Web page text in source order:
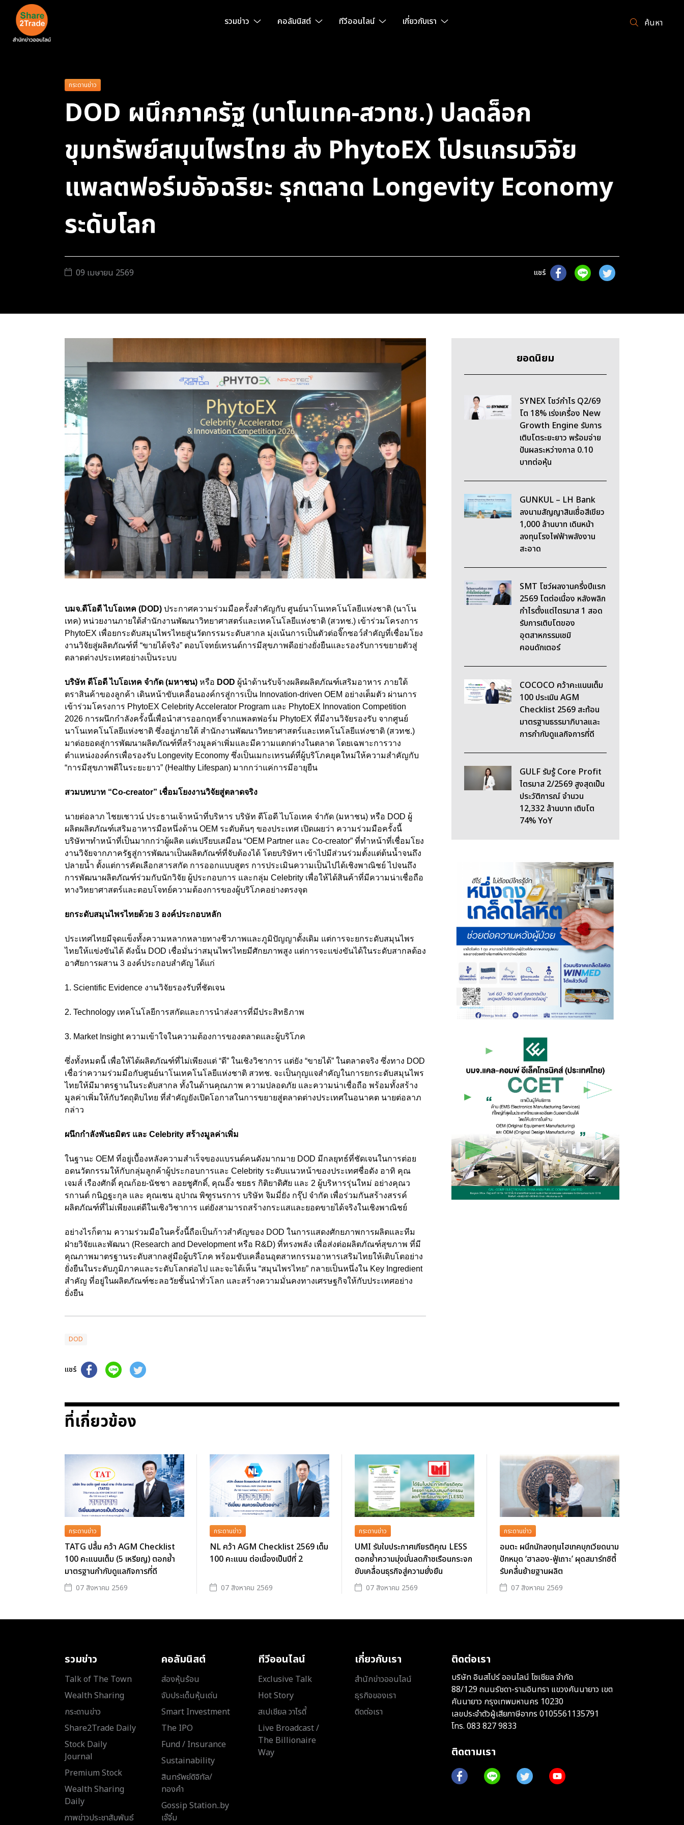
รวมข่าว คอลัมนิสต์ ทีวีออนไลน์ เกี่ยวกับเรา ค้นหา
กระดานข่าว
DOD ผนึกภาครัฐ (นาโนเทค-สวทช.) ปลดล็อก
ขุมทรัพย์สมุนไพรไทย ส่ง PhytoEX โปรแกรมวิจัย
แพลตฟอร์มอัจฉริยะ รุกตลาด Longevity Economy
ระดับโลก
09 เมษายน 2569 แชร์
บมจ.ดีโอดี ไบโอเทค (DOD) ประกาศความร่วมมือครั้งสำคัญกับ ศูนย์นาโนเทคโนโลยีแห่งชาติ (นาโน
เทค) หน่วยงานภายใต้สำนักงานพัฒนาวิทยาศาสตร์และเทคโนโลยีแห่งชาติ (สวทช.) เข้าร่วมโครงการ
PhytoEX เพื่อยกระดับสมุนไพรไทยสู่นวัตกรรมระดับสากล มุ่งเน้นการเป็นตัวต่อจิ๊กซอว์สำคัญที่เชื่อมโยง
งานวิจัยสู่ผลิตภัณฑ์ที่ “ขายได้จริง” ตอบโจทย์เทรนด์การมีสุขภาพดีอย่างยั่งยืนและรองรับการขยายตัวสู่
ตลาดต่างประเทศอย่างเป็นระบบ
บริษัท ดีโอดี ไบโอเทค จำกัด (มหาชน) หรือ DOD ผู้นำด้านรับจ้างผลิตผลิตภัณฑ์เสริมอาหาร ภายใต้
ตราสินค้าของลูกค้า เดินหน้าขับเคลื่อนองค์กรสู่การเป็น Innovation-driven OEM อย่างเต็มตัว ผ่านการ
เข้าร่วมโครงการ PhytoEX Celebrity Accelerator Program และ PhytoEX Innovation Competition
2026 การผนึกกำลังครั้งนี้เพื่อนำสารออกฤทธิ์จากแพลตฟอร์ม PhytoEX ที่มีงานวิจัยรองรับ จากศูนย์
นาโนเทคโนโลยีแห่งชาติ ซึ่งอยู่ภายใต้ สำนักงานพัฒนาวิทยาศาสตร์และเทคโนโลยีแห่งชาติ (สวทช.)
มาต่อยอดสู่การพัฒนาผลิตภัณฑ์ที่สร้างมูลค่าเพิ่มและมีความแตกต่างในตลาด โดยเฉพาะการวาง
ตำแหน่งองค์กรเพื่อรองรับ Longevity Economy ซึ่งเป็นเมกะเทรนด์ที่ผู้บริโภคยุคใหม่ให้ความสำคัญกับ
“การมีสุขภาพดีในระยะยาว” (Healthy Lifespan) มากกว่าแค่การมีอายุยืน
สวมบทบาท “Co-creator” เชื่อมโยงงานวิจัยสู่ตลาดจริง
นายต่อลาภ ไชยเชาวน์ ประธานเจ้าหน้าที่บริหาร บริษัท ดีโอดี ไบโอเทค จำกัด (มหาชน) หรือ DOD ผู้
ผลิตผลิตภัณฑ์เสริมอาหารมือหนึ่งด้าน OEM ระดับต้นๆ ของประเทศ เปิดเผยว่า ความร่วมมือครั้งนี้
บริษัทฯทำหน้าที่เป็นมากกว่าผู้ผลิต แต่เปรียบเสมือน “OEM Partner และ Co-creator” ที่ทำหน้าที่เชื่อมโยง
งานวิจัยจากภาครัฐสู่การพัฒนาเป็นผลิตภัณฑ์ที่จับต้องได้ โดยบริษัทฯ เข้าไปมีส่วนร่วมตั้งแต่ต้นน้ำจนถึง
ปลายน้ำ ตั้งแต่การคัดเลือกสารสกัด การออกแบบสูตร การประเมินความเป็นไปได้เชิงพาณิชย์ ไปจนถึง
การพัฒนาผลิตภัณฑ์ร่วมกับนักวิจัย ผู้ประกอบการ และกลุ่ม Celebrity เพื่อให้ได้สินค้าที่มีความน่าเชื่อถือ
ทางวิทยาศาสตร์และตอบโจทย์ความต้องการของผู้บริโภคอย่างตรงจุด
ยกระดับสมุนไพรไทยด้วย 3 องค์ประกอบหลัก
ประเทศไทยมีจุดแข็งทั้งความหลากหลายทางชีวภาพและภูมิปัญญาดั้งเดิม แต่การจะยกระดับสมุนไพร
ไทยให้แข่งขันได้ ดังนั้น DOD เชื่อมั่นว่าสมุนไพรไทยมีศักยภาพสูง แต่การจะแข่งขันได้ในระดับสากลต้อง
อาศัยการผสาน 3 องค์ประกอบสำคัญ ได้แก่
1. Scientific Evidence งานวิจัยรองรับที่ชัดเจน
2. Technology เทคโนโลยีการสกัดและการนำส่งสารที่มีประสิทธิภาพ
3. Market Insight ความเข้าใจในความต้องการของตลาดและผู้บริโภค
ซึ่งทั้งหมดนี้ เพื่อให้ได้ผลิตภัณฑ์ที่ไม่เพียงแต่ “ดี” ในเชิงวิชาการ แต่ยัง “ขายได้” ในตลาดจริง ซึ่งทาง DOD
เชื่อว่าความร่วมมือกับศูนย์นาโนเทคโนโลยีแห่งชาติ สวทช. จะเป็นกุญแจสำคัญในการยกระดับสมุนไพร
ไทยให้มีมาตรฐานในระดับสากล ทั้งในด้านคุณภาพ ความปลอดภัย และความน่าเชื่อถือ พร้อมทั้งสร้าง
มูลค่าเพิ่มให้กับวัตถุดิบไทย ที่สำคัญยังเปิดโอกาสในการขยายสู่ตลาดต่างประเทศในอนาคต นายต่อลาภ
กล่าว
ผนึกกำลังพันธมิตร และ Celebrity สร้างมูลค่าเพิ่ม
ในฐานะ OEM ที่อยู่เบื้องหลังความสำเร็จของแบรนด์คนดังมากมาย DOD มีกลยุทธ์ที่ชัดเจนในการต่อย
อดนวัตกรรมให้กับกลุ่มลูกค้าผู้ประกอบการและ Celebrity ระดับแนวหน้าของประเทศชื่อดัง อาทิ คุณ
เจมส์ เรืองศักดิ์ คุณก้อย-นัชชา ลอยชูศักดิ์, คุณอิ๊ง ชยธร กิติยาดิศัย และ 2 ผู้บริหารรุ่นใหม่ อย่างคุณว
รกานต์ กนิฏฐะกุล และ คุณเชน อุปาณ พิฑูรนรการ บริษัท จิมมี่ยัง กรุ๊ป จำกัด เพื่อร่วมกันสร้างสรรค์
ผลิตภัณฑ์ที่ไม่เพียงแต่ดีในเชิงวิชาการ แต่ยังสามารถสร้างกระแสและยอดขายได้จริงในเชิงพาณิชย์
อย่างไรก็ตาม ความร่วมมือในครั้งนี้ถือเป็นก้าวสำคัญของ DOD ในการแสดงศักยภาพการผลิตและทีม
ฝ่ายวิจัยและพัฒนา (Research and Development หรือ R&D) ที่ทรงพลัง เพื่อส่งต่อผลิตภัณฑ์สุขภาพ ที่มี
คุณภาพมาตรฐานระดับสากลสู่มือผู้บริโภค พร้อมขับเคลื่อนอุตสาหกรรมอาหารเสริมไทยให้เติบโตอย่าง
ยั่งยืนในระดับภูมิภาคและระดับโลกต่อไป และจะได้เห็น “สมุนไพรไทย” กลายเป็นหนึ่งใน Key Ingredient
สำคัญ ที่อยู่ในผลิตภัณฑ์ชะลอวัยชั้นนำทั่วโลก และสร้างความมั่นคงทางเศรษฐกิจให้กับประเทศอย่าง
ยั่งยืน
DOD
แชร์
ยอดนิยม
SYNEX โชว์กำไร Q2/69
โต 18% เร่งเครื่อง New
Growth Engine รับการ
เติบโตระยะยาว พร้อมจ่าย
ปันผลระหว่างกาล 0.10
บาทต่อหุ้น
GUNKUL – LH Bank
ลงนามสัญญาสินเชื่อสีเขียว
1,000 ล้านบาท เดินหน้า
ลงทุนโรงไฟฟ้าพลังงาน
สะอาด
SMT โชว์ผลงานครึ่งปีแรก
2569 โตต่อเนื่อง หลังพลิก
กำไรตั้งแต่ไตรมาส 1 สอด
รับการเติบโตของ
อุตสาหกรรมเซมิ
คอนดักเตอร์
COCOCO คว้าคะแนนเต็ม
100 ประเมิน AGM
Checklist 2569 สะท้อน
มาตรฐานธรรมาภิบาลและ
การกำกับดูแลกิจการที่ดี
GULF รับรู้ Core Profit
ไตรมาส 2/2569 สูงสุดเป็น
ประวัติการณ์ จำนวน
12,332 ล้านบาท เติบโต
74% YoY
ที่เกี่ยวข้อง
กระดานข่าว
TATG ปลื้ม คว้า AGM Checklist
100 คะแนนเต็ม (5 เหรียญ) ตอกย้ำ
มาตรฐานกำกับดูแลกิจการที่ดี
07 สิงหาคม 2569
กระดานข่าว
NL คว้า AGM Checklist 2569 เต็ม
100 คะแนน ต่อเนื่องเป็นปีที่ 2
07 สิงหาคม 2569
กระดานข่าว
UMI รับใบประกาศเกียรติคุณ LESS
ตอกย้ำความมุ่งมั่นลดก๊าซเรือนกระจก
ขับเคลื่อนธุรกิจสู่ความยั่งยืน
07 สิงหาคม 2569
กระดานข่าว
อมตะ ผนึกนักลงทุนไฮเทคบุกเวียดนาม
ปักหมุด ‘ฮาลอง-ฟู้เถาะ’ ผุดสมาร์ทซิตี้
รับคลื่นย้ายฐานผลิต
07 สิงหาคม 2569
รวมข่าว
Talk of The Town
Wealth Sharing
กระดานข่าว
Share2Trade Daily
Stock Daily
Journal
Premium Stock
Wealth Sharing
Daily
ภาพข่าวประชาสัมพันธ์
คอลัมนิสต์
ส่องหุ้นร้อน
จับประเด็นหุ้นเด่น
Smart Investment
The IPO
Fund / Insurance
Sustainability
สินทรัพย์ดิจิทัล/
ทองคำ
Gossip Station..by
เจ๊จิ๋ม
ทีวีออนไลน์
Exclusive Talk
Hot Story
สเปเชียล วาไรตี้
Live Broadcast /
The Billionaire
Way
เกี่ยวกับเรา
สำนักข่าวออนไลน์
ธุรกิจของเรา
ติดต่อเรา
ติดต่อเรา
บริษัท อินสไปร์ ออนไลน์ โซเชียล จำกัด
88/129 ถนนรัชดา-รามอินทรา แขวงคันนายาว เขต
คันนายาว กรุงเทพมหานคร 10230
เลขประจำตัวผู้เสียภาษีอากร 0105561135791
โทร. 083 827 9833
ติดตามเรา